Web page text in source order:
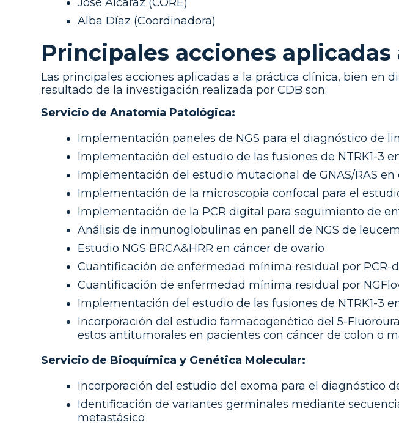
Alba Díaz (Coordinadora)
Principales acciones
Las principales acciones aplicadas a la práctica clínica, bien
resultado de la investigación realizada por CDB son:
Servicio de Anatomía Patológica:
Implementación paneles de NGS para el diagnóstico de
Implementación del estudio de las fusiones de NTRK1-3
Implementación del estudio mutacional de GNAS/RAS
Implementación de la microscopia confocal para el
Implementación de la PCR digital para seguimiento de
Análisis de inmunoglobulinas en panell de NGS de
Estudio NGS BRCA&HRR en cáncer de ovario
Cuantificación de enfermedad mínima residual por
Cuantificación de enfermedad mínima residual por
Implementación del estudio de las fusiones de NTRK1-3
Incorporación del estudio farmacogenético del 5-
estos antitumorales en pacientes con cáncer de colon o
Servicio de Bioquímica y Genética Molecular:
Incorporación del estudio del exoma para el diagnóstico
Identificación de variantes germinales mediante
metastásico